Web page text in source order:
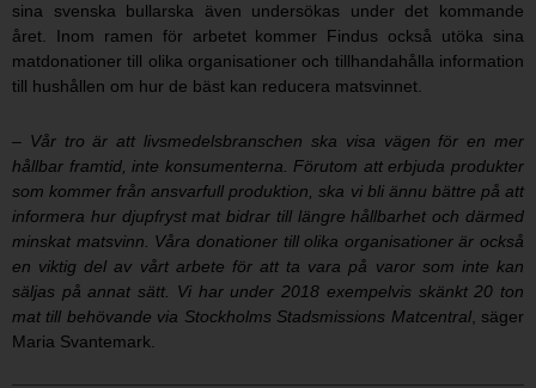
sina svenska bullarska även undersökas under det kommande
året. Inom ramen för arbetet kommer Findus också utöka sina
matdonationer till olika organisationer och tillhandahålla information
till hushållen om hur de bäst kan reducera matsvinnet.
– Vår tro är att livsmedelsbranschen ska visa vägen för en mer
hållbar framtid, inte konsumenterna. Förutom att erbjuda produkter
som kommer från ansvarfull produktion, ska vi bli ännu bättre på att
informera hur djupfryst mat bidrar till längre hållbarhet och därmed
minskat matsvinn. Våra donationer till olika organisationer är också
en viktig del av vårt arbete för att ta vara på varor som inte kan
säljas på annat sätt. Vi har under 2018 exempelvis skänkt 20 ton
mat till behövande via Stockholms Stadsmissions Matcentral, säger
Maria Svantemark.